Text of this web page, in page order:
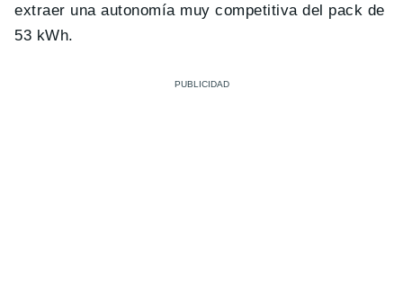
extraer una autonomía muy competitiva del pack de
53 kWh.